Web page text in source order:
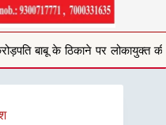
की दबिश,2 टीमों ने एक साथ